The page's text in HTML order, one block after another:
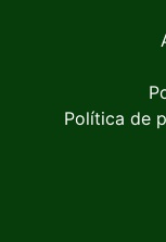
Política de